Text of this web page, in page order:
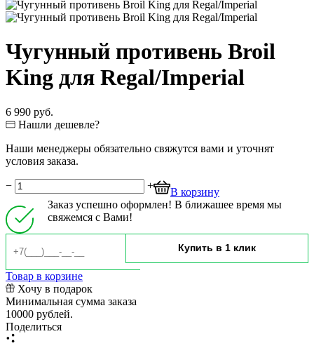
Чугунный противень Broil
King для Regal/Imperial
6 990 руб.
Нашли дешевле?
Наши менеджеры обязательно свяжутся вами и уточнят
условия заказа.
− +
В корзину
Заказ успешно оформлен! В ближашее время мы
свяжемся с Вами!
Товар в корзине
Хочу в подарок
Минимальная сумма заказа
10000 рублей.
Поделиться